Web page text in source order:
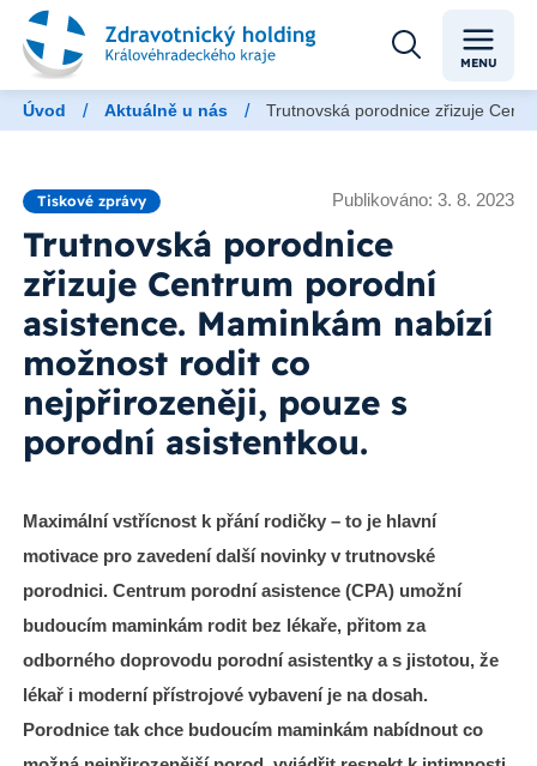
MENU
Úvod / Aktuálně u nás / Trutnovská porodnice zřizuje
Tiskové zprávy Publikováno: 3. 8. 2023
Trutnovská porodnice
zřizuje Centrum porodní
asistence. Maminkám nabízí
možnost rodit co
nejpřirozeněji, pouze s
porodní asistentkou.
Maximální vstřícnost k přání rodičky – to je hlavní
motivace pro zavedení další novinky v trutnovské
porodnici. Centrum porodní asistence (CPA) umožní
budoucím maminkám rodit bez lékaře, přitom za
odborného doprovodu porodní asistentky a s jistotou, že
lékař i moderní přístrojové vybavení je na dosah.
Porodnice tak chce budoucím maminkám nabídnout co